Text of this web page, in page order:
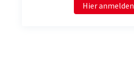
Hier anmelden